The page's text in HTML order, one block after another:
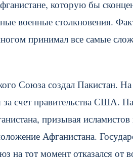
которую бы
военные столкновения.
принимал все самые
Союза создал Пакистан.
счет правительства США.
призывая
Афганистана.
тот момент отказался от